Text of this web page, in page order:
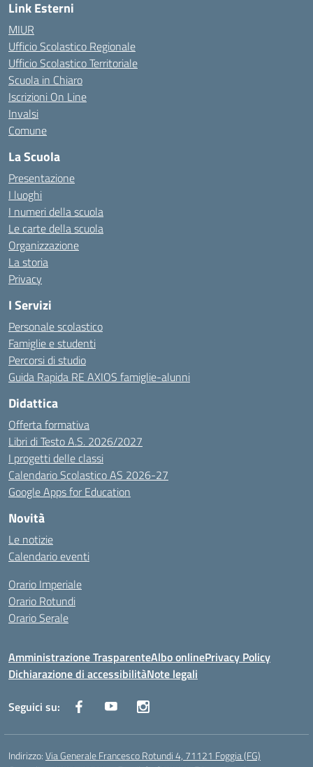
Link Esterni
MIUR
Ufficio Scolastico Regionale
Ufficio Scolastico Territoriale
Scuola in Chiaro
Iscrizioni On Line
Invalsi
Comune
La Scuola
Presentazione
I luoghi
I numeri della scuola
Le carte della scuola
Organizzazione
La storia
Privacy
I Servizi
Personale scolastico
Famiglie e studenti
Percorsi di studio
Guida Rapida RE AXIOS famiglie-alunni
Didattica
Offerta formativa
Libri di Testo A.S. 2026/2027
I progetti delle classi
Calendario Scolastico AS 2026-27
Google Apps for Education
Novità
Le notizie
Calendario eventi
Orario Imperiale
Orario Rotundi
Orario Serale
Amministrazione TrasparenteAlbo onlinePrivacy Policy
Dichiarazione di accessibilitàNote legali
Seguici su:
Indirizzo:Via Generale Francesco Rotundi 4, 71121 Foggia (FG)